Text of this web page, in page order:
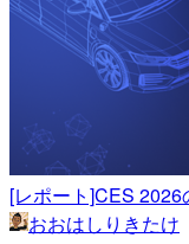
[レポート]CES
おおはしりきたけ